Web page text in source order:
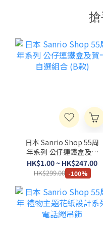
日本 Sanrio Shop 55周
年系列 公仔連鐵盒及賀
卡自選組合 (B款)
HK$1.00 ~ HK$247.00
HK$299.00 -100%